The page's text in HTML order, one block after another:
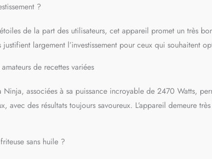
?
de la part des utilisateurs, cet appareil promet un très
largement l’investissement pour ceux qui souhaitent
de recettes variées
associées à sa puissance incroyable de 2470 Watts,
avec des résultats toujours savoureux. L’appareil demeure
sans huile ?